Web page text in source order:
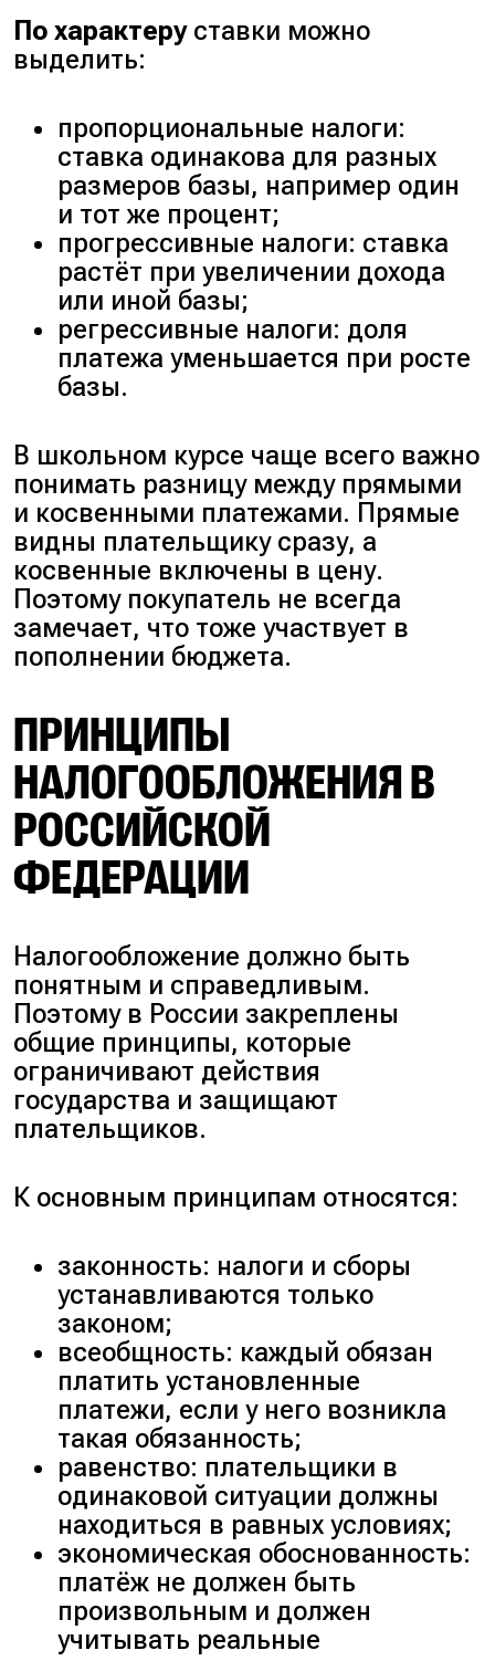
По характеруставки можно
выделить:
пропорциональные налоги:
ставка одинакова для разных
размеров базы, например один
и тот же процент;
прогрессивные налоги: ставка
растёт при увеличении дохода
или иной базы;
регрессивные налоги: доля
платежа уменьшается при росте
базы.
В школьном курсе чаще всего важно
понимать разницу между прямыми
и косвенными платежами. Прямые
видны плательщику сразу, а
косвенные включены в цену.
Поэтому покупатель не всегда
замечает, что тоже участвует в
пополнении бюджета.
ПРИНЦИПЫ
НАЛОГООБЛОЖЕНИЯ В
РОССИЙСКОЙ
ФЕДЕРАЦИИ
Налогообложение должно быть
понятным и справедливым.
Поэтому в России закреплены
общие принципы, которые
ограничивают действия
государства и защищают
плательщиков.
К основным принципам относятся:
законность: налоги и сборы
устанавливаются только
законом;
всеобщность: каждый обязан
платить установленные
платежи, если у него возникла
такая обязанность;
равенство: плательщики в
одинаковой ситуации должны
находиться в равных условиях;
экономическая обоснованность:
платёж не должен быть
произвольным и должен
учитывать реальные